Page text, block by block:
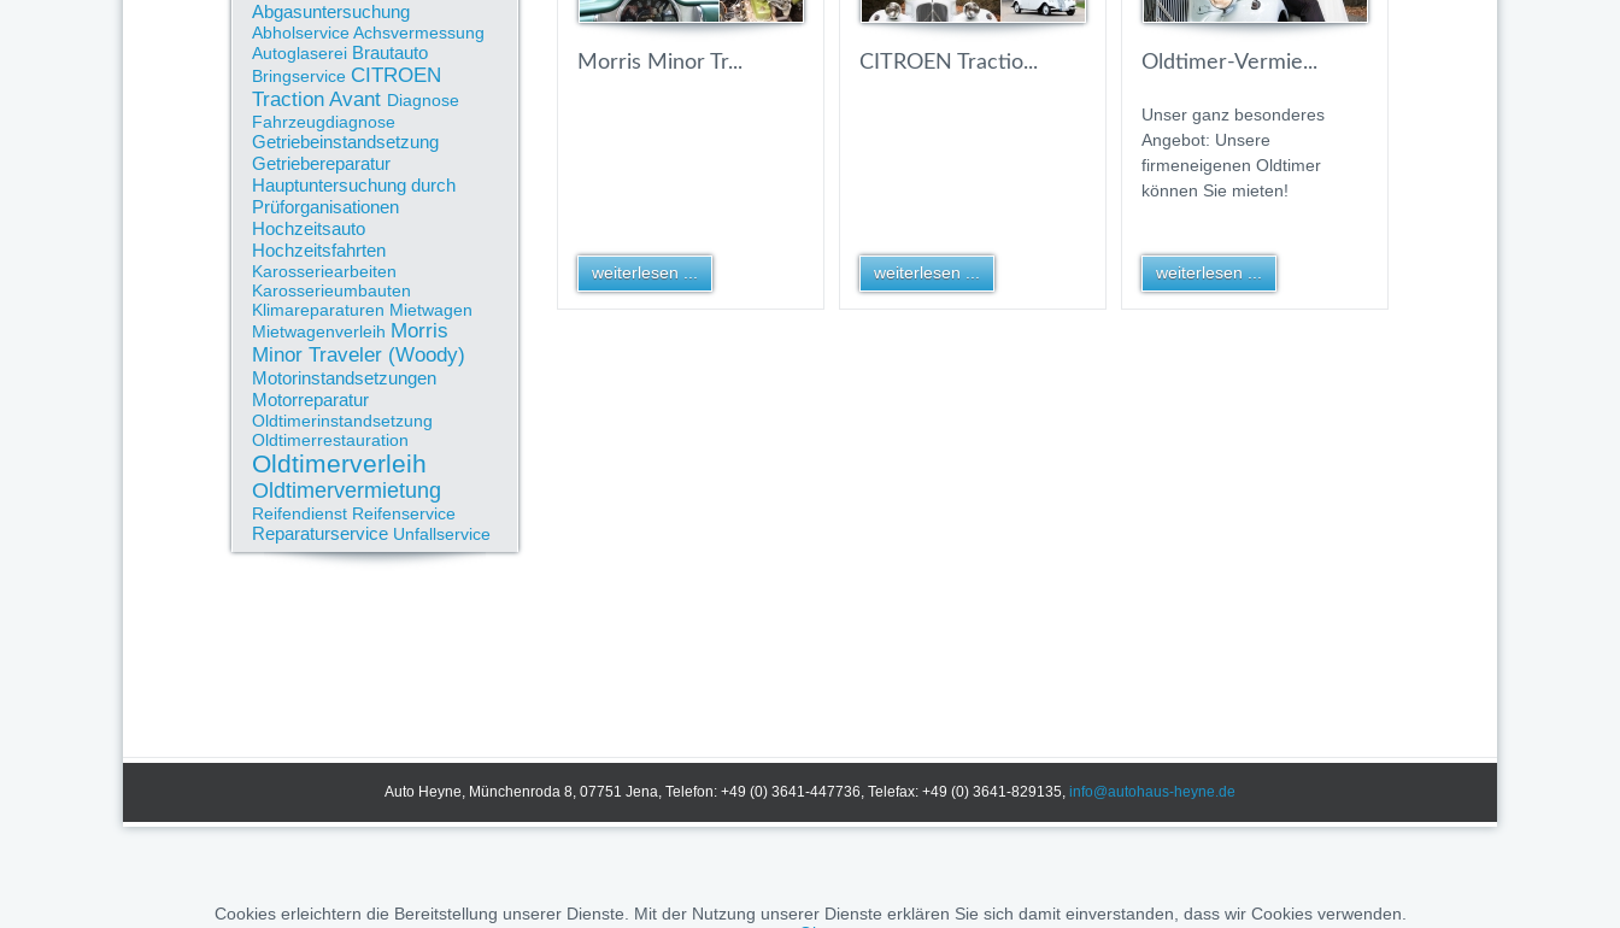
Abgasuntersuchung
AbholserviceAchsvermessung
Autoglaserei Brautauto
Bringservice CITROEN
Traction Avant Diagnose
Fahrzeugdiagnose
Getriebeinstandsetzung
Getriebereparatur
Hauptuntersuchung durch
Prüforganisationen
Hochzeitsauto
Hochzeitsfahrten
Karosseriearbeiten
Karosserieumbauten
Klimareparaturen Mietwagen
Mietwagenverleih Morris
Minor Traveler (Woody)
Motorinstandsetzungen
Motorreparatur
Oldtimerinstandsetzung
Oldtimerrestauration
Oldtimerverleih
Oldtimervermietung
Reifendienst Reifenservice
Reparaturservice Unfallservice
Morris Minor Tr...
weiterlesen ...
CITROEN Tractio...
weiterlesen ...
Oldtimer-Vermie...
Unser ganz besonderes
Angebot: Unsere
firmeneigenen Oldtimer
können Sie mieten!
weiterlesen ...
Auto Heyne, Münchenroda 8, 07751 Jena, Telefon: +49 (0) 3641-447736, Telefax: +49 (0) 3641-829135, info@autohaus-heyne.de
Cookies erleichtern die Bereitstellung unserer Dienste. Mit der Nutzung unserer Dienste erklären Sie sich damit einverstanden, dass wir Cookies verwenden.